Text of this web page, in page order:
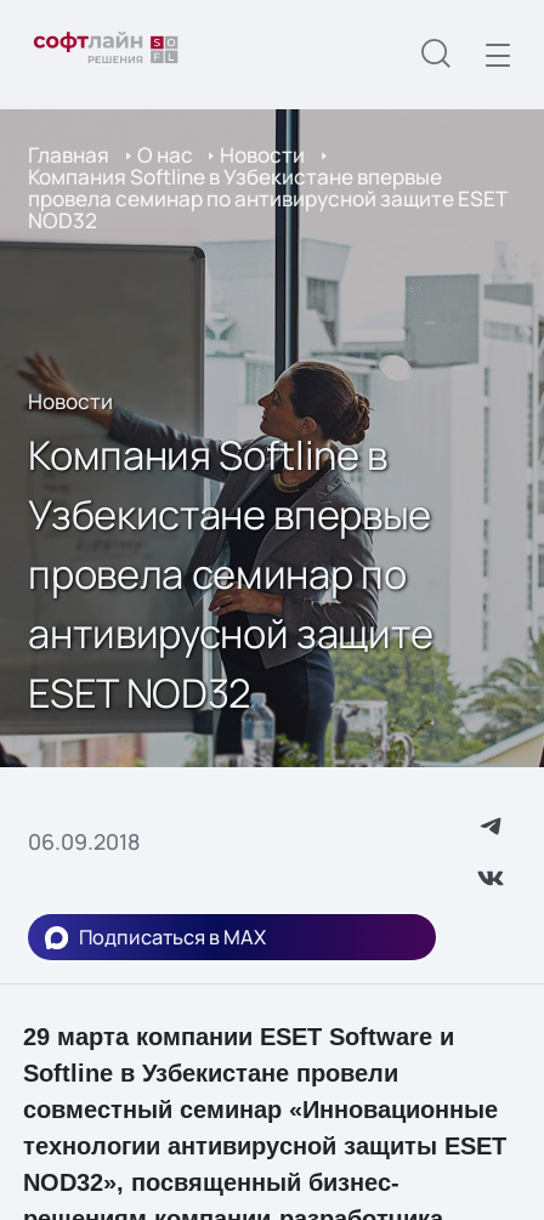
Главная О нас Новости
Компания Softline в Узбекистане впервые
провела семинар по антивирусной защите ESET
NOD32
Новости
Компания Softline в
Узбекистане впервые
провела семинар по
антивирусной защите
ESET NOD32
06.09.2018
Подписаться в MAX
29 марта компании ESET Software и
Softline в Узбекистане провели
совместный семинар «Инновационные
технологии антивирусной защиты ESET
NOD32», посвященный бизнес-